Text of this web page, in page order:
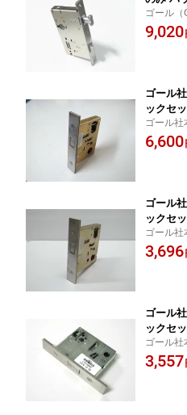
GOAL
☆玄関
ゴール（
み バッ
9,020
ゴール
ックセ
-PSD-
扉 修理
ゴール社
クセット
6,600
ゴール
ックセ
-PSD-
扉 修理
ゴール社
クセット
3,696
ゴール
ックセ
補修 交
ゴール社
セット51
3,557